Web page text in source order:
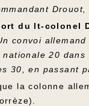
du lt-colonel
convoi
nationale 20
30, en passant
la colonne